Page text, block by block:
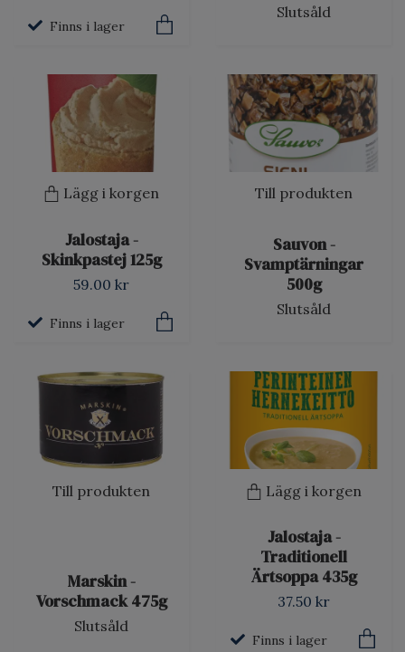
Finns i lager
Slutsåld
Lägg i korgen
Jalostaja -
Skinkpastej 125g
59.00 kr
Finns i lager
Till produkten
Sauvon -
Svamptärningar
500g
Slutsåld
Till produkten
Marskin -
Vorschmack 475g
Slutsåld
Lägg i korgen
Jalostaja -
Traditionell
Ärtsoppa 435g
37.50 kr
Finns i lager